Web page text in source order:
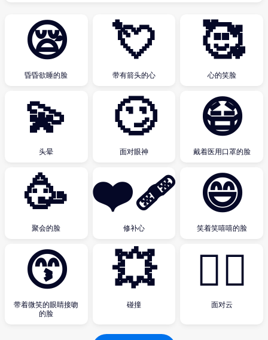
😪
昏昏欲睡的脸
💘
带有箭头的心
🥰
心的笑脸
💫
头晕
🙄
面对眼神
😷
戴着医用口罩的脸
🥳
聚会的脸
❤️‍🩹
修补心
😄
笑着笑嘻嘻的脸
😙
带着微笑的眼睛接吻
的脸
💥
碰撞
😶‍🌫️
面对云